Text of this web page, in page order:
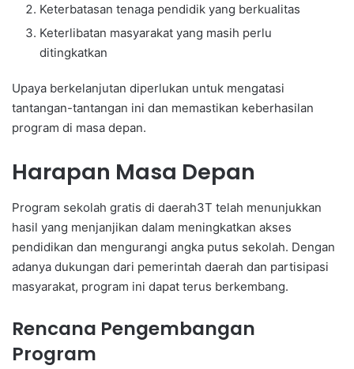
Keterbatasan tenaga pendidik yang berkualitas
Keterlibatan masyarakat yang masih perlu
ditingkatkan
Upaya berkelanjutan diperlukan untuk mengatasi
tantangan-tantangan ini dan memastikan keberhasilan
program di masa depan.
Harapan Masa Depan
Program sekolah gratis di daerah3T telah menunjukkan
hasil yang menjanjikan dalam meningkatkan akses
pendidikan dan mengurangi angka putus sekolah. Dengan
adanya dukungan dari pemerintah daerah dan partisipasi
masyarakat, program ini dapat terus berkembang.
Rencana Pengembangan
Program